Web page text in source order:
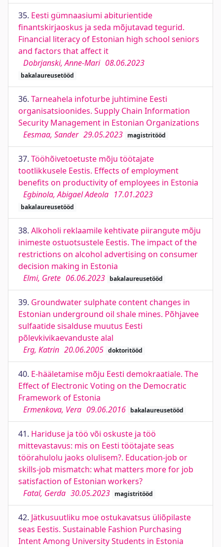
35. Eesti gümnaasiumi abiturientide
finantskirjaoskus ja seda mõjutavad tegurid.
Financial literacy of Estonian high school seniors
and factors that affect it
Dobrjanski, Anne-Mari 08.06.2023
bakalaureusetööd
36. Tarneahela infoturbe juhtimine Eesti
organisatsioonides. Supply Chain Information
Security Management in Estonian Organizations
Eesmaa, Sander 29.05.2023 magistritööd
37. Tööhõivetoetuste mõju töötajate
tootlikkusele Eestis. Effects of employment
benefits on productivity of employees in Estonia
Egbinola, Abigael Adeola 17.01.2023
bakalaureusetööd
38. Alkoholi reklaamile kehtivate piirangute mõju
inimeste ostuotsustele Eestis. The impact of the
restrictions on alcohol advertising on consumer
decision making in Estonia
Elmi, Grete 06.06.2023 bakalaureusetööd
39. Groundwater sulphate content changes in
Estonian underground oil shale mines. Põhjavee
sulfaatide sisalduse muutus Eesti
põlevkivikaevanduste alal
Erg, Katrin 20.06.2005 doktoritööd
40. E-hääletamise mõju Eesti demokraatiale. The
Effect of Electronic Voting on the Democratic
Framework of Estonia
Ermenkova, Vera 09.06.2016 bakalaureusetööd
41. Hariduse ja töö või oskuste ja töö
mittevastavus: mis on Eesti töötajate seas
töörahulolu jaoks olulisem?. Education-job or
skills-job mismatch: what matters more for job
satisfaction of Estonian workers?
Fatal, Gerda 30.05.2023 magistritööd
42. Jätkusuutliku moe ostukavatsus üliõpilaste
seas Eestis. Sustainable Fashion Purchasing
Intent Among University Students in Estonia